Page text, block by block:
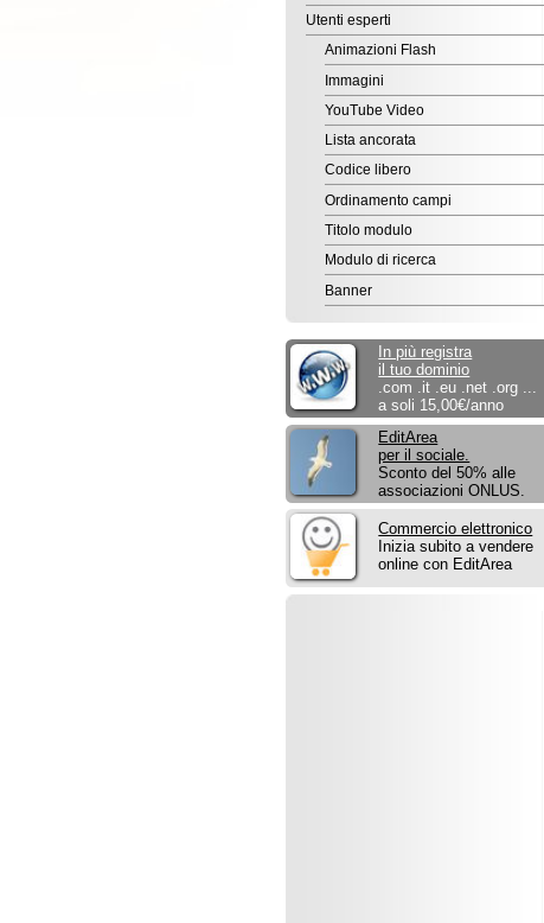
Lista ancorata
Codice libero
Ordinamento campi
Titolo modulo
Modulo di ricerca
Banner
In più registra
il tuo dominio
.com .it .eu .net .org ...
a soli 15,00€/anno
EditArea
per il sociale.
associazioni ONLUS.
Commercio elettronico
Inizia subito a vendere
online con EditArea